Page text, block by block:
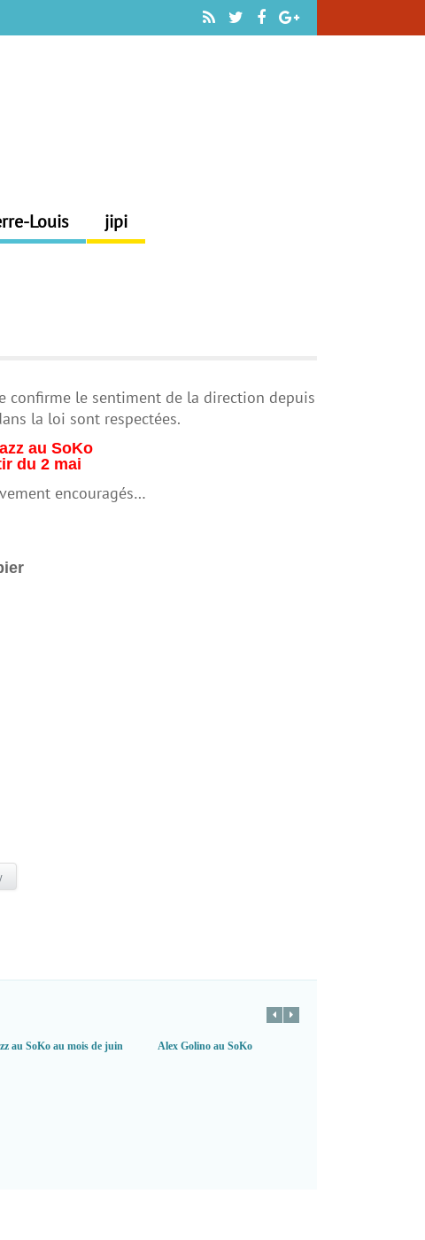
Louis jipi
confirme le sentiment de la direction depuis
la loi sont respectées.
au SoKo
du 2 mai
encouragés…
au SoKo au mois de juin
Alex Golino au SoKo